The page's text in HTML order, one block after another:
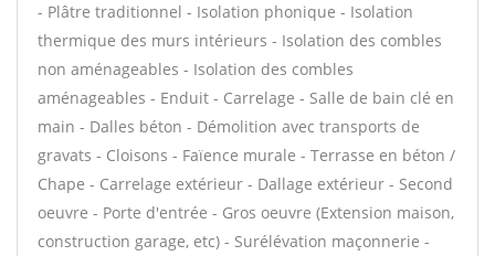
- Plâtre traditionnel - Isolation phonique - Isolation
thermique des murs intérieurs - Isolation des combles
non aménageables - Isolation des combles
aménageables - Enduit - Carrelage - Salle de bain clé en
main - Dalles béton - Démolition avec transports de
gravats - Cloisons - Faïence murale - Terrasse en béton /
Chape - Carrelage extérieur - Dallage extérieur - Second
oeuvre - Porte d'entrée - Gros oeuvre (Extension maison,
construction garage, etc) - Surélévation maçonnerie -